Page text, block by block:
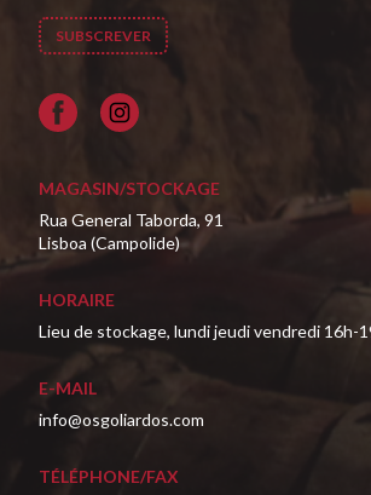
Facebook
MAGASIN/STOCKAGE
Rua General Taborda, 91
Lisboa (Campolide)
HORAIRE
Lieu de stockage, lundi jeudi vendredi 16h-
E-MAIL
info@osgoliardos.com
TÉLÉPHONE/FAX